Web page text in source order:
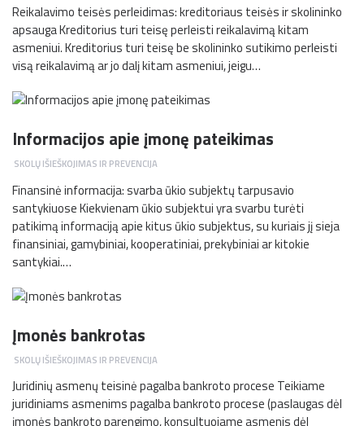
Reikalavimo teisės perleidimas: kreditoriaus teisės ir skolininko
apsauga Kreditorius turi teisę perleisti reikalavimą kitam
asmeniui. Kreditorius turi teisę be skolininko sutikimo perleisti
visą reikalavimą ar jo dalį kitam asmeniui, jeigu…
Informacijos apie įmonę pateikimas
SKOLŲ IŠIEŠKOJIMAS IR PREVENCIJA
Finansinė informacija: svarba ūkio subjektų tarpusavio
santykiuose Kiekvienam ūkio subjektui yra svarbu turėti
patikimą informaciją apie kitus ūkio subjektus, su kuriais jį sieja
finansiniai, gamybiniai, kooperatiniai, prekybiniai ar kitokie
santykiai.…
Įmonės bankrotas
SKOLŲ IŠIEŠKOJIMAS IR PREVENCIJA
Juridinių asmenų teisinė pagalba bankroto procese Teikiame
juridiniams asmenims pagalba bankroto procese (paslaugas dėl
įmonės bankroto parengimo, konsultuojame asmenis dėl